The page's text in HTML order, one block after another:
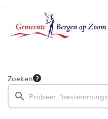
Ga naar de inhoud van deze pagina
Ga naar het zoeken
Ga naar het menu
Zoeken